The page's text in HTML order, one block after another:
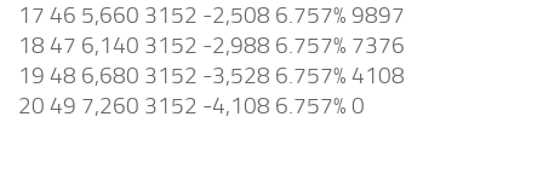
17 46 5,660 3152 -2,508 6.757% 9897
18 47 6,140 3152 -2,988 6.757% 7376
19 48 6,680 3152 -3,528 6.757% 4108
20 49 7,260 3152 -4,108 6.757% 0